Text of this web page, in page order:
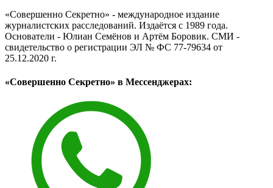
«Совершенно Секретно» - международное издание
журналистских расследований. Издаётся с 1989 года.
Основатели - Юлиан Семёнов и Артём Боровик. CМИ -
свидетельство о регистрации ЭЛ № ФС 77-79634 от
25.12.2020 г.
«Совершенно Секретно» в Мессенджерах: